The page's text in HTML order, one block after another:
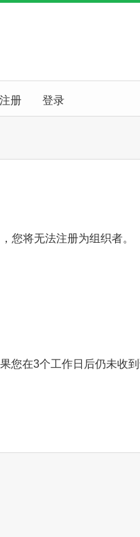
册 登录
您将无法注册为组织者。
您在3个工作日后仍未收